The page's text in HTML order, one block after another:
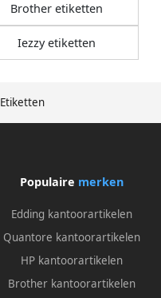
Etiketten
Brother etiketten
Iezzy etiketten
Populaire merken
Edding kantoorartikelen
Quantore kantoorartikelen
HP kantoorartikelen
Brother kantoorartikelen